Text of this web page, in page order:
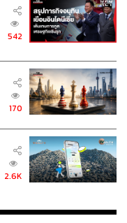
542
170
2.6K